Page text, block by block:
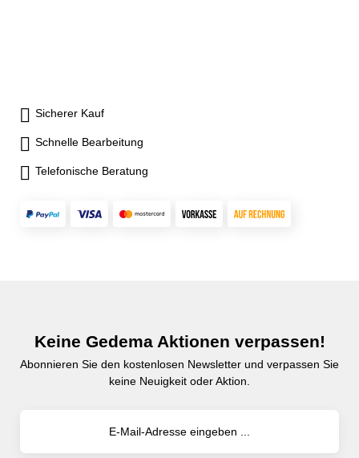
Sicherer Kauf
Schnelle Bearbeitung
Telefonische Beratung
Keine Gedema Aktionen verpassen!
Abonnieren Sie den kostenlosen Newsletter und verpassen Sie
keine Neuigkeit oder Aktion.